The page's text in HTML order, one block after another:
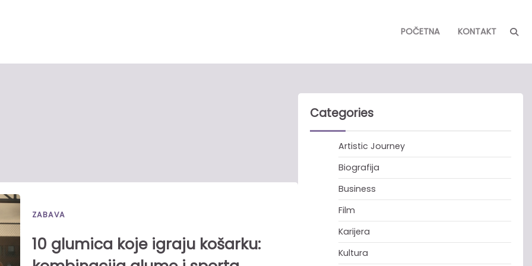
POČETNA KONTAKT
ZABAVA
10 glumica koje igraju košarku:
Categories
Artistic Journey
Biografija
Business
Film
Karijera
Kultura